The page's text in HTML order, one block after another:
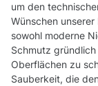
um den
Wünschen
sowohl moderne
Schmutz
Oberflächen zu
Sauberkeit, die